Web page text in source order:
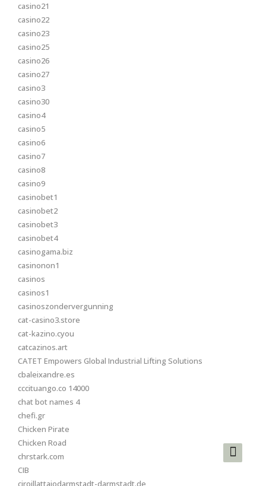
casino21
casino22
casino23
casino25
casino26
casino27
casino3
casino30
casino4
casino5
casino6
casino7
casino8
casino9
casinobet1
casinobet2
casinobet3
casinobet4
casinogama.biz
casinonon1
casinos
casinos1
casinoszondervergunning
cat-casino3.store
cat-kazino.cyou
catcazinos.art
CATET Empowers Global Industrial Lifting Solutions
cbaleixandre.es
cccituango.co 14000
chat bot names 4
chefi.gr
Chicken Pirate
Chicken Road
chrstark.com
CIB
ciroillattaiodarmstadt-darmstadt.de